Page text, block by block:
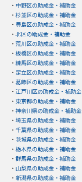
・ 中野区の助成金・補助金
・ 杉並区の助成金・補助金
・ 豊島区の助成金・補助金
・ 北区の助成金・補助金
・ 荒川区の助成金・補助金
・ 板橋区の助成金・補助金
・ 練馬区の助成金・補助金
・ 足立区の助成金・補助金
・ 葛飾区の助成金・補助金
・ 江戸川区の助成金・補助金
・ 東京都の助成金・補助金
・ 神奈川県の助成金・補助金
・ 埼玉県の助成金・補助金
・ 千葉県の助成金・補助金
・ 茨城県の助成金・補助金
・ 栃木県の助成金・補助金
・ 群馬県の助成金・補助金
・ 山梨県の助成金・補助金
・ 新潟県の助成金・補助金